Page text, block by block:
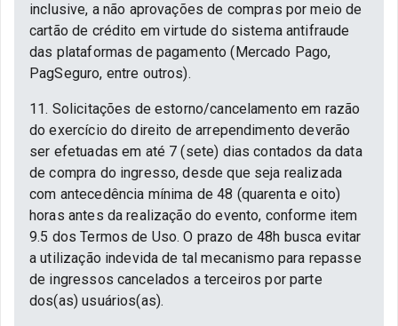
inclusive, a não aprovações de compras por meio de
cartão de crédito em virtude do sistema antifraude
das plataformas de pagamento (Mercado Pago,
PagSeguro, entre outros).
11. Solicitações de estorno/cancelamento em razão
do exercício do direito de arrependimento deverão
ser efetuadas em até 7 (sete) dias contados da data
de compra do ingresso, desde que seja realizada
com antecedência mínima de 48 (quarenta e oito)
horas antes da realização do evento, conforme item
9.5 dos Termos de Uso. O prazo de 48h busca evitar
a utilização indevida de tal mecanismo para repasse
de ingressos cancelados a terceiros por parte
dos(as) usuários(as).